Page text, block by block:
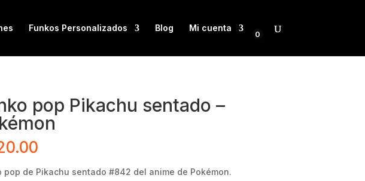
Funkos Personalizados Blog Mi cuenta
0
pop Pikachu sentado –
pop de Pikachu sentado #842 del anime de Pokémon.